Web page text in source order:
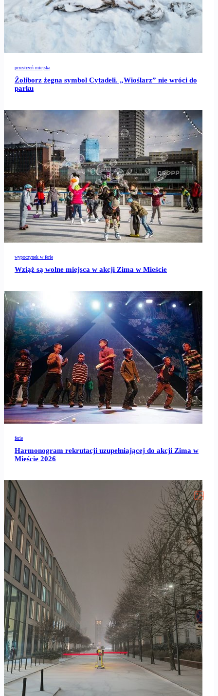
przestrzeń miejska
Żoliborz żegna symbol Cytadeli. „Wioślarz” nie wróci do
parku
wypoczynek w ferie
Wziąż są wolne miejsca w akcji Zima w Mieście
ferie
Harmonogram rekrutacji uzupełniającej do akcji Zima w
Mieście 2026